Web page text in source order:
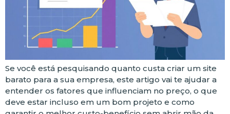
Se você está pesquisando quanto custa criar um site
barato para a sua empresa, este artigo vai te ajudar a
entender os fatores que influenciam no preço, o que
deve estar incluso em um bom projeto e como